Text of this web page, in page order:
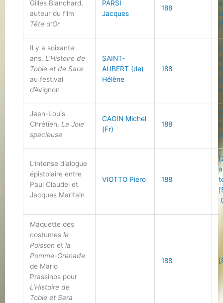
Gilles Blanchard,
auteur du film
Tête d’Or
PARSI
Jacques
188
Il y a soixante
ans, L’Histoire de
Tobie et de Sara
au festival
d’Avignon
SAINT-
AUBERT (de)
Hélène
188
Jean-Louis
Chrétien, La Joie
spacieuse
CAGIN Michel
(Fr)
188
L’intense dialogue
épistolaire entre
Paul Claudel et
Jacques Maritain
VIOTTO Piero 188
Maquette des
costumesle
Poisson etla
Pomme-Grenade
de Mario
Prassinos pour
L’Histoire de
Tobie et Sara
188